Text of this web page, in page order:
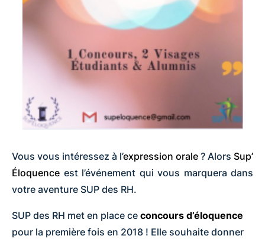
Vous vous intéressez à l’expression orale ? Alors Sup’
Éloquence est l’événement qui vous marquera dans
votre aventure SUP des RH.
SUP des RH met en place ce concours d’éloquence
pour la première fois en 2018 ! Elle souhaite donner